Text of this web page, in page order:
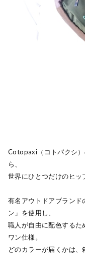
Cotopaxi（コトパクシ
ら、
世界にひとつだけのヒッ
有名アウトドアブランド
ン」を使用し、
職人が自由に配色するた
ワン仕様。
どのカラーが届くかは、